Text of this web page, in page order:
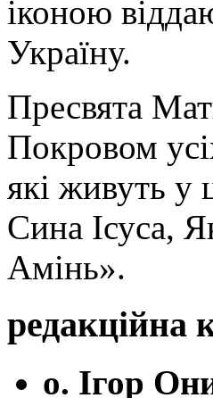
іконою
Україну.
Пресвята
Покровом
які живуть у
Сина Ісуса,
Амінь».
редакційна
о. Ігор